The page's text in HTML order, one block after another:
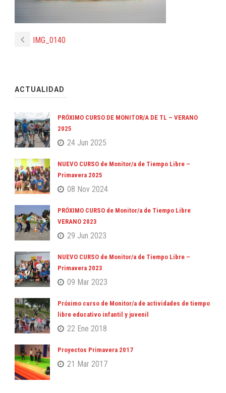
IMG_0140
ACTUALIDAD
PRÓXIMO CURSO DE MONITOR/A DE TL – VERANO
2025
24 Jun 2025
NUEVO CURSO de Monitor/a de Tiempo Libre –
Primavera 2025
08 Nov 2024
PRÓXIMO CURSO de Monitor/a de Tiempo Libre
VERANO 2023
29 Jun 2023
NUEVO CURSO de Monitor/a de Tiempo Libre –
Primavera 2023
09 Mar 2023
Próximo curso de Monitor/a de actividades de tiempo
libre educativo infantil y juvenil
22 Ene 2018
Proyectos Primavera 2017
21 Mar 2017